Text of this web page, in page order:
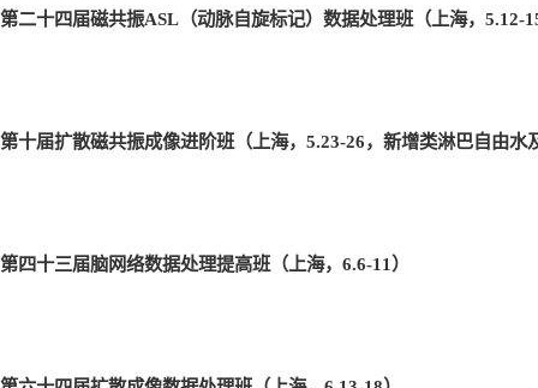
第二十四届磁共振ASL （动脉自旋标记）数据处理班（上海，5.12-
第十届扩散磁共振成像进阶班（上海，5.23-26，新增类淋巴自由水
第四十三届脑网络数据处理提高班（上海，6.6-11 ）